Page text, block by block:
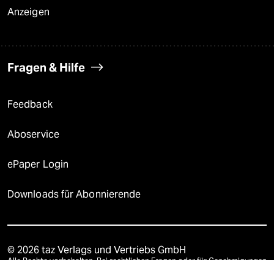
Anzeigen
Fragen & Hilfe
Feedback
Aboservice
ePaper Login
Downloads für Abonnierende
© 2026 taz Verlags und Vertriebs GmbH